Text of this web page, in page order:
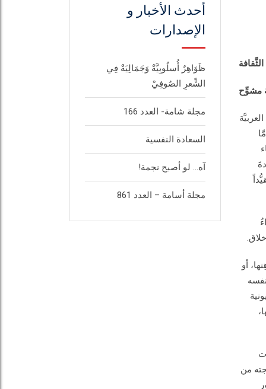
مشوِّح
أو
من
أحدث الأخبار و
الإصدارات
ظَوَاهِرٌ أُسلُوبِيَّةٌ وَجَمَالِيَةٌ فِي
الشِّعرِ الصُوفِيْ
مجلة شامة- العدد 166
السعادة النفسية
آه… لو أصبح نجمة!
مجلة أسامة – العدد 861